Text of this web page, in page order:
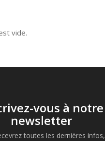
vide.
vous à notre
newsletter
toutes les dernières infos,